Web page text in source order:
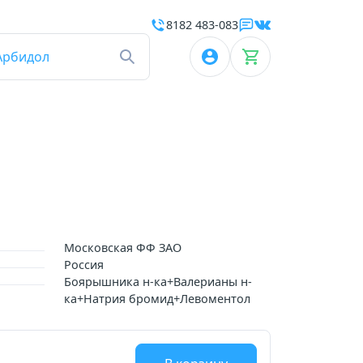
8182 483-083
Московская ФФ ЗАО
Россия
Боярышника н-ка+Валерианы н-
ка+Натрия бромид+Левоментол